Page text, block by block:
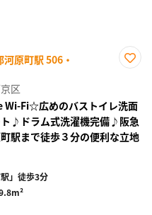
原町駅 506・
録
区
Wi-Fi☆広めのバストイレ洗面
♪ドラム式洗濯機完備♪阪急
駅まで徒歩３分の便利な立地
」徒歩3分